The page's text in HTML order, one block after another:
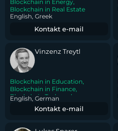
Blockchain in Energy,
Blockchain in Real Estate
English, Greek
Kontakt e-mail
Vinzenz Treytl
Blockchain in Education,
Blockchain in Finance,
Blockchain Techonology
English, German
Kontakt e-mail